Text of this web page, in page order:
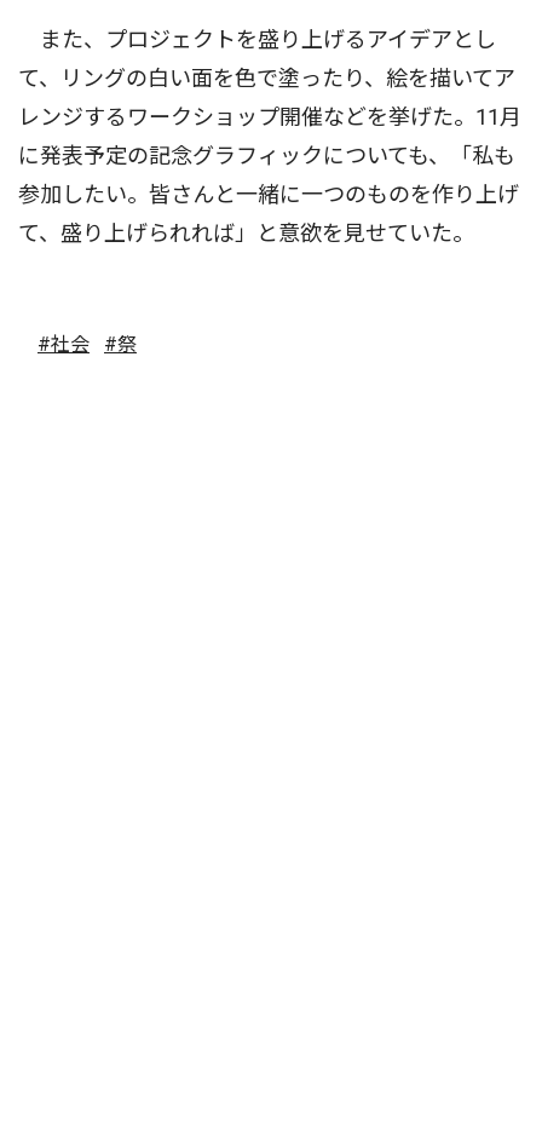
また、プロジェクトを盛り上げるアイデアとし
て、リングの白い面を色で塗ったり、絵を描いてア
レンジするワークショップ開催などを挙げた。11月
に発表予定の記念グラフィックについても、「私も
参加したい。皆さんと一緒に一つのものを作り上げ
て、盛り上げられれば」と意欲を見せていた。
#社会 #祭